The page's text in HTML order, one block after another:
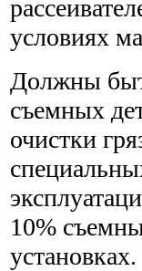
условиях
Должны
съемных
очистки
10%
установках.